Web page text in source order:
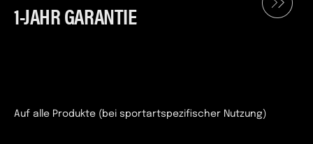
1-JAHR GARANTIE
Auf alle Produkte (bei sportartspezifischer Nutzung)